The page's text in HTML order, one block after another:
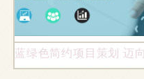
模板与AI设计素材合集
蓝绿色简约项目策划 迈